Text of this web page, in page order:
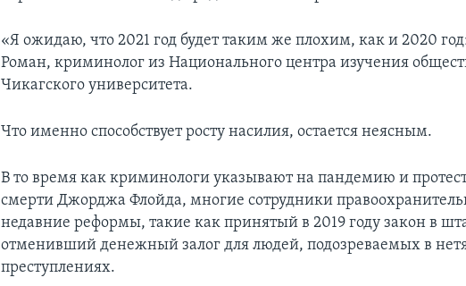
«Я ожидаю, что 2021 год будет таким же плохим, как и 2020
Роман, криминолог из Национального центра изучения
Чикагского университета.
Что именно способствует росту насилия, остается неясным.
В то время как криминологи указывают на пандемию и
смерти Джорджа Флойда, многие сотрудники
недавние реформы, такие как принятый в 2019 году закон в
отменивший денежный залог для людей, подозреваемых в
преступлениях.